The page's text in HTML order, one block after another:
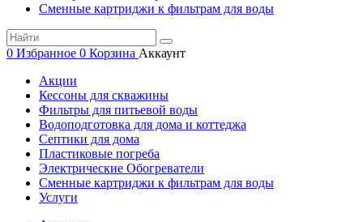
Сменные картриджи к фильтрам для воды
0 Избранное 0 Корзина Аккаунт
Акции
Кессоны для скважины
Фильтры для питьевой воды
Водоподготовка для дома и коттеджа
Септики для дома
Пластиковые погреба
Электрические Обогреватели
Сменные картриджи к фильтрам для воды
Услуги